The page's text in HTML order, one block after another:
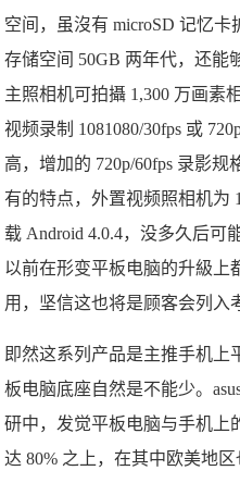
空间，虽沒有 microSD 记忆卡
存储空间 50GB 两年代，还能
主照相机可拍攝 1,300 万画素
视频录制 1081080/30fps 或
高，增加的 720p/60fps 录影
有的特点，外置视频照相机为
载 Android 4.0.4，没多久后可
以前在形变平板电脑的升級上
用，坚信这也将是顾客会列入
即然这系列产品是主推手机
板电脑底座自然是不能少。
研中，发觉平板电脑与手机上
达 80% 之上，在其中欧美地